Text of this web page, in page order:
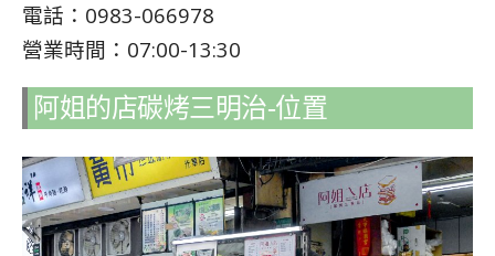
電話：0983-066978
營業時間：07:00-13:30
阿姐的店碳烤三明治-位置